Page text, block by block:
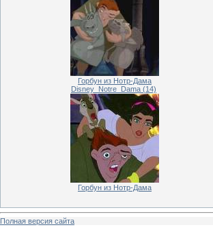
Горбун из Нотр-Дама
Disney_Notre_Dama (14)
Горбун из Нотр-Дама
Полная версия сайта